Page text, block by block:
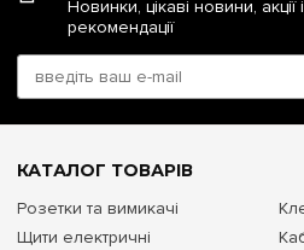
Новинки, цікаві новини,
рекомендації
КАТАЛОГ ТОВАРІВ
Розетки та вимикачі
Щити електричні